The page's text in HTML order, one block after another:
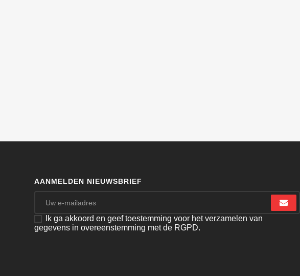
AANMELDEN NIEUWSBRIEF
Ik ga akkoord en geef toestemming voor het verzamelen van
gegevens in overeenstemming met de RGPD.